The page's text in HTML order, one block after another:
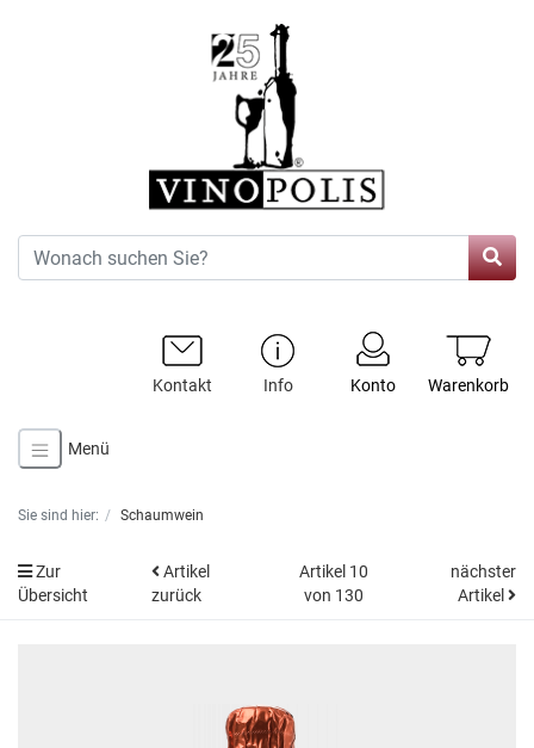
Warenkorb
Konto
Info
Kontakt
Menü
Sie sind hier: Schaumwein
Zur
Übersicht
Artikel
zurück
Artikel 10
von 130
nächster
Artikel